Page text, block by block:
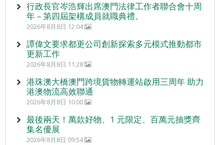
行政長官岑浩輝出席澳門法律工作者聯合會十周
年 – 第四屆架構成員就職典禮。
2026年8月8日 12:04
譚偉文要求都更公司創新探索多元模式推動都市
更新工作
2026年8月8日 11:28
港珠澳大橋澳門跨境貨物轉運站啟用三周年 助力
港澳物流高效聯通
2026年8月8日 10:00
最後兩天！萬款好物、1 元限定、百萬元抽獎齊
集名優展
2026年8月8日 09:54